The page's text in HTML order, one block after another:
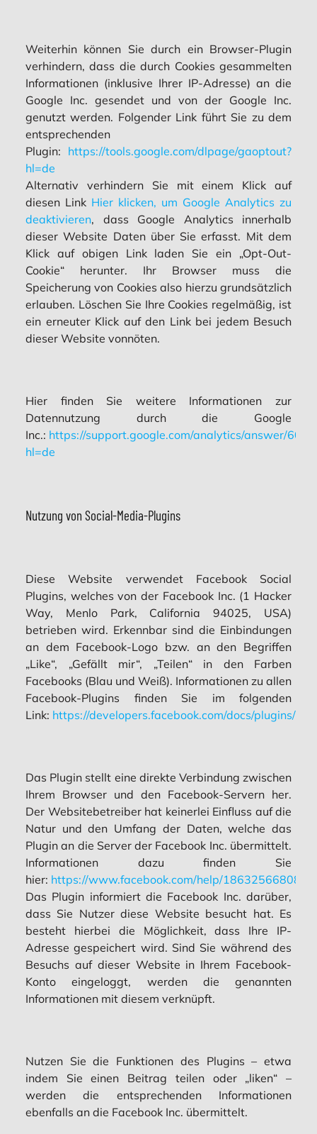
Weiterhin können Sie durch ein Browser-Plugin
verhindern, dass die durch Cookies gesammelten
Informationen (inklusive Ihrer IP-Adresse) an die
Google Inc. gesendet und von der Google Inc.
genutzt werden. Folgender Link führt Sie zu dem
entsprechenden
Plugin: https://tools.google.com/dlpage/gaoptout?
hl=de
Alternativ verhindern Sie mit einem Klick auf
diesen Link Hier klicken, um Google Analytics zu
deaktivieren, dass Google Analytics innerhalb
dieser Website Daten über Sie erfasst. Mit dem
Klick auf obigen Link laden Sie ein „Opt-Out-
Cookie“ herunter. Ihr Browser muss die
Speicherung von Cookies also hierzu grundsätzlich
erlauben. Löschen Sie Ihre Cookies regelmäßig, ist
ein erneuter Klick auf den Link bei jedem Besuch
dieser Website vonnöten.
Hier finden Sie weitere Informationen zur
Datennutzung durch die Google
Inc.: https://support.google.com/analytics/answer/
hl=de
Nutzung von Social-Media-Plugins
Diese Website verwendet Facebook Social
Plugins, welches von der Facebook Inc. (1 Hacker
Way, Menlo Park, California 94025, USA)
betrieben wird. Erkennbar sind die Einbindungen
an dem Facebook-Logo bzw. an den Begriffen
„Like“, „Gefällt mir“, „Teilen“ in den Farben
Facebooks (Blau und Weiß). Informationen zu allen
Facebook-Plugins finden Sie im folgenden
Link: https://developers.facebook.com/docs/plugins/
Das Plugin stellt eine direkte Verbindung zwischen
Ihrem Browser und den Facebook-Servern her.
Der Websitebetreiber hat keinerlei Einfluss auf die
Natur und den Umfang der Daten, welche das
Plugin an die Server der Facebook Inc. übermittelt.
Informationen dazu finden Sie
hier: https://www.facebook.com/help/
Das Plugin informiert die Facebook Inc. darüber,
dass Sie Nutzer diese Website besucht hat. Es
besteht hierbei die Möglichkeit, dass Ihre IP-
Adresse gespeichert wird. Sind Sie während des
Besuchs auf dieser Website in Ihrem Facebook-
Konto eingeloggt, werden die genannten
Informationen mit diesem verknüpft.
Nutzen Sie die Funktionen des Plugins – etwa
indem Sie einen Beitrag teilen oder „liken“ –
werden die entsprechenden Informationen
ebenfalls an die Facebook Inc. übermittelt.